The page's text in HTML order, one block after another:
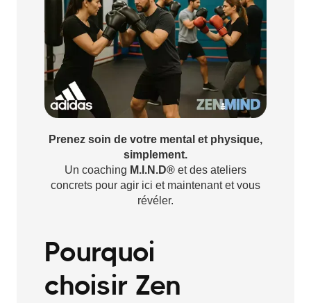
Prenez soin de votre mental et physique,
simplement.
Un coaching M.I.N.D® et des ateliers
concrets pour agir ici et maintenant et vous
révéler.
Pourquoi
choisir Zen